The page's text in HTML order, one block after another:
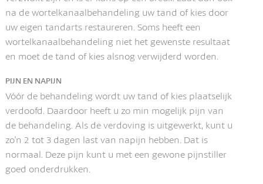
na de wortelkanaalbehandeling uw tand of kies door
uw eigen tandarts restaureren. Soms heeft een
wortelkanaalbehandeling niet het gewenste resultaat
en moet de tand of kies alsnog verwijderd worden.
PIJN EN NAPIJN
Vóór de behandeling wordt uw tand of kies plaatselijk
verdoofd. Daardoor heeft u zo min mogelijk pijn van
de behandeling. Als de verdoving is uitgewerkt, kunt u
zo'n 2 tot 3 dagen last van napijn hebben. Dat is
normaal. Deze pijn kunt u met een gewone pijnstiller
goed onderdrukken.